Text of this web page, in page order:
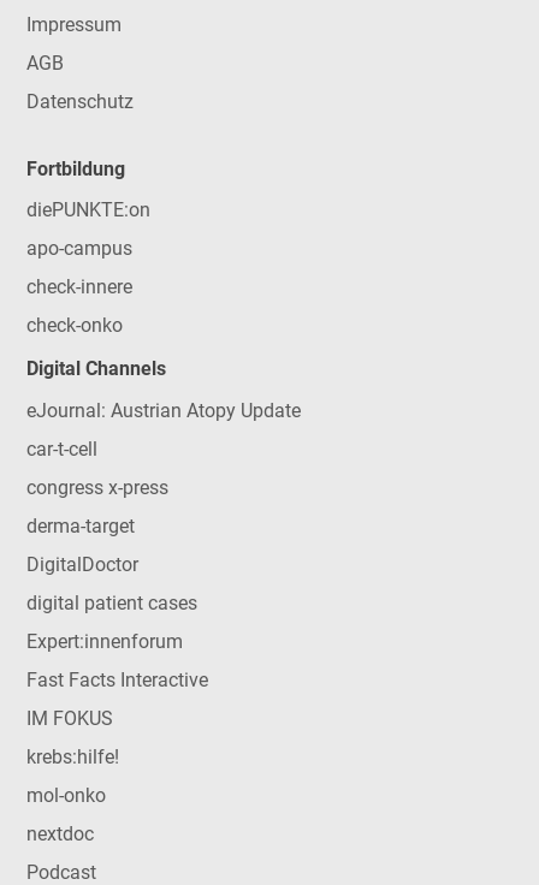
Impressum
AGB
Datenschutz
Fortbildung
diePUNKTE:on
apo-campus
check-innere
check-onko
Digital Channels
eJournal: Austrian Atopy Update
car-t-cell
congress x-press
derma-target
DigitalDoctor
digital patient cases
Expert:innenforum
Fast Facts Interactive
IM FOKUS
krebs:hilfe!
mol-onko
nextdoc
Podcast